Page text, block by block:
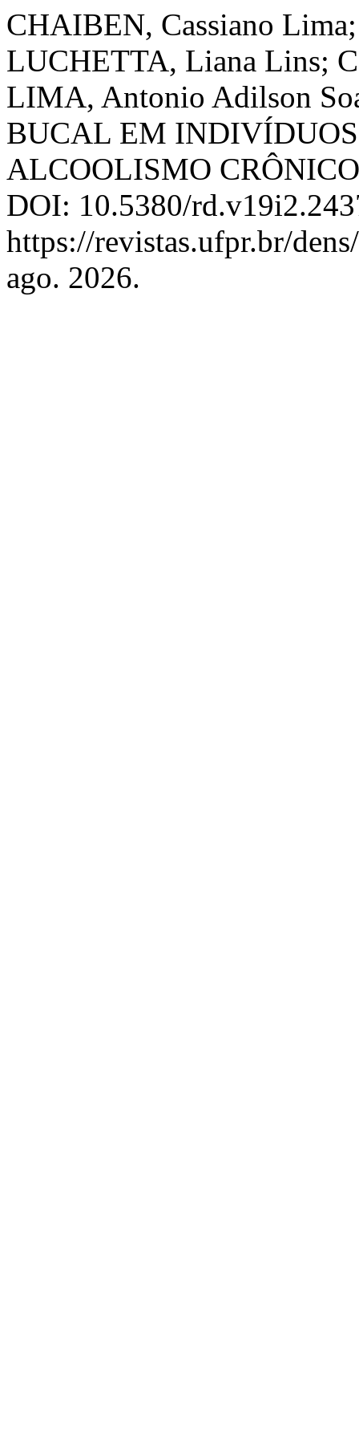
CHAIBEN, Cassiano
LUCHETTA, Liana Lins;
LIMA, Antonio Adilson
BUCAL EM
ALCOOLISMO
DOI: 10.5380/
https://revistas.ufpr.br/
ago. 2026.